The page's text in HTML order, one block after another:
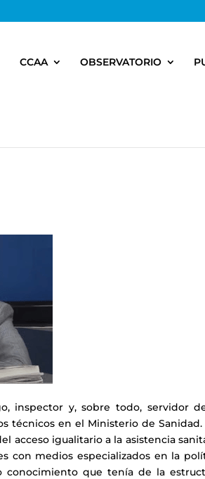
CCAA OBSERVATORIO
inspector y, sobre todo, servidor
técnicos en el Ministerio de Sanidad.
acceso igualitario a la asistencia
con medios especializados en la
conocimiento que tenía de la